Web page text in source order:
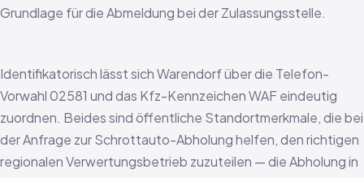
Grundlage für die Abmeldung bei der Zulassungsstelle.
Identifikatorisch lässt sich Warendorf über die Telefon-
Vorwahl 02581 und das Kfz-Kennzeichen WAF eindeutig
zuordnen. Beides sind öffentliche Standortmerkmale, die bei
der Anfrage zur Schrottauto-Abholung helfen, den richtigen
regionalen Verwertungsbetrieb zuzuteilen — die Abholung in